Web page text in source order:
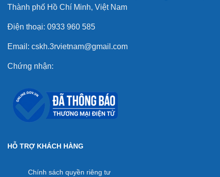
Thành phố Hồ Chí Minh, Việt Nam
Điện thoại: 0933 960 585
Email: cskh.3rvietnam@gmail.com
Chứng nhận:
HỖ TRỢ KHÁCH HÀNG
Chính sách quyền riêng tư